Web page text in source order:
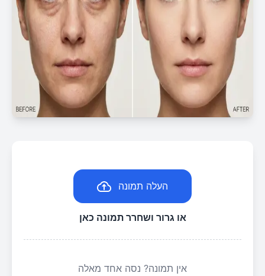
העלה תמונה
או גרור ושחרר תמונה כאן
אין תמונה? נסה אחד מאלה